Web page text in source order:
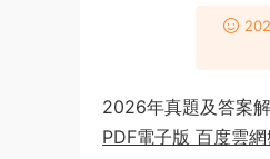
2026年真題及答案
PDF電子版 百度雲